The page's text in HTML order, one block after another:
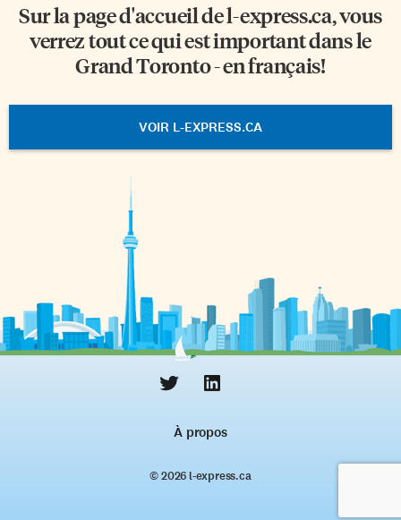
Sur la page d'accueil del-express.ca, vous
verrez tout ce qui est important dans le
Grand Toronto - en français!
VOIR L-EXPRESS.CA
À propos
© 2026 l‑express.ca